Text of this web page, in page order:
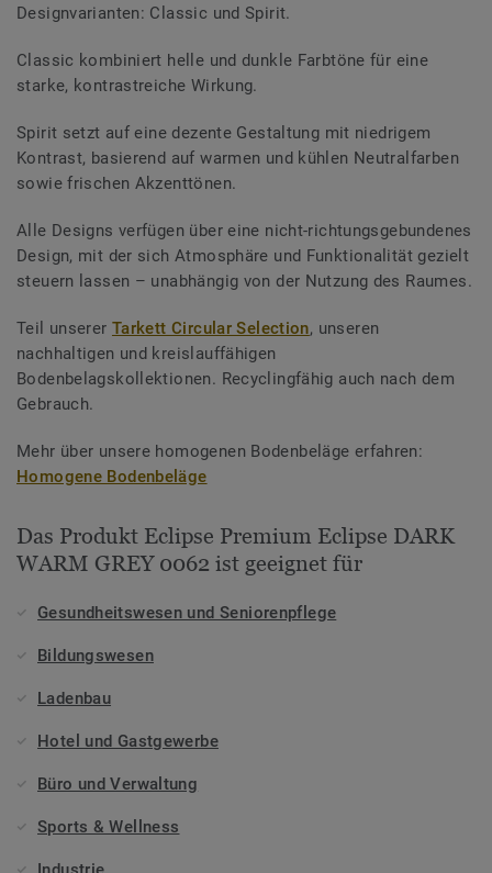
Designvarianten: Classic und Spirit.
Classic kombiniert helle und dunkle Farbtöne für eine
starke, kontrastreiche Wirkung.
Spirit setzt auf eine dezente Gestaltung mit niedrigem
Kontrast, basierend auf warmen und kühlen Neutralfarben
sowie frischen Akzenttönen.
Alle Designs verfügen über eine nicht-richtungsgebundenes
Design, mit der sich Atmosphäre und Funktionalität gezielt
steuern lassen – unabhängig von der Nutzung des Raumes.
Teil unserer Tarkett Circular Selection, unseren
nachhaltigen und kreislauffähigen
Bodenbelagskollektionen. Recyclingfähig auch nach dem
Gebrauch.
Mehr über unsere homogenen Bodenbeläge erfahren:
Homogene Bodenbeläge
Das Produkt Eclipse Premium Eclipse DARK
WARM GREY 0062 ist geeignet für
Gesundheitswesen und Seniorenpflege
Bildungswesen
Ladenbau
Hotel und Gastgewerbe
Büro und Verwaltung
Sports & Wellness